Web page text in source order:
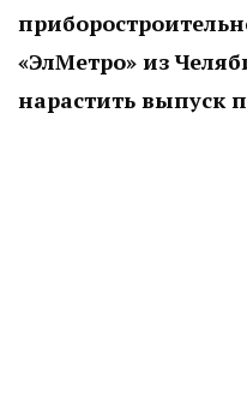
«ЭлМетро» из
нарастить выпуск